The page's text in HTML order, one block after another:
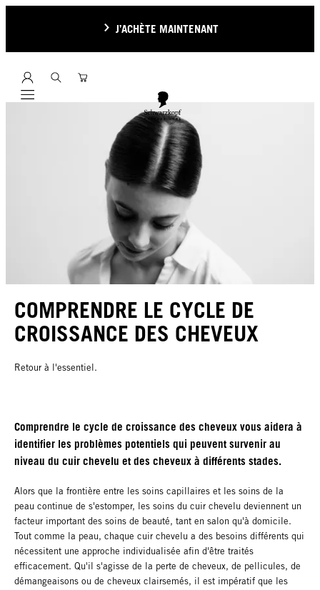
J’ACHÈTE MAINTENANT
Mobile navigation
COMPRENDRE LE CYCLE DE
CROISSANCE DES CHEVEUX
Retour à l'essentiel.
Comprendre le cycle de croissance des cheveux vous aidera à
identifier les problèmes potentiels qui peuvent survenir au
niveau du cuir chevelu et des cheveux à différents stades.
Alors que la frontière entre les soins capillaires et les soins de la
peau continue de s'estomper, les soins du cuir chevelu deviennent un
facteur important des soins de beauté, tant en salon qu'à domicile.
Tout comme la peau, chaque cuir chevelu a des besoins différents qui
nécessitent une approche individualisée afin d'être traités
efficacement. Qu'il s'agisse de la perte de cheveux, de pellicules, de
démangeaisons ou de cheveux clairsemés, il est impératif que les